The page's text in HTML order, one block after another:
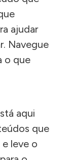
ajudar
Navegue
o que
aqui
que
leve o